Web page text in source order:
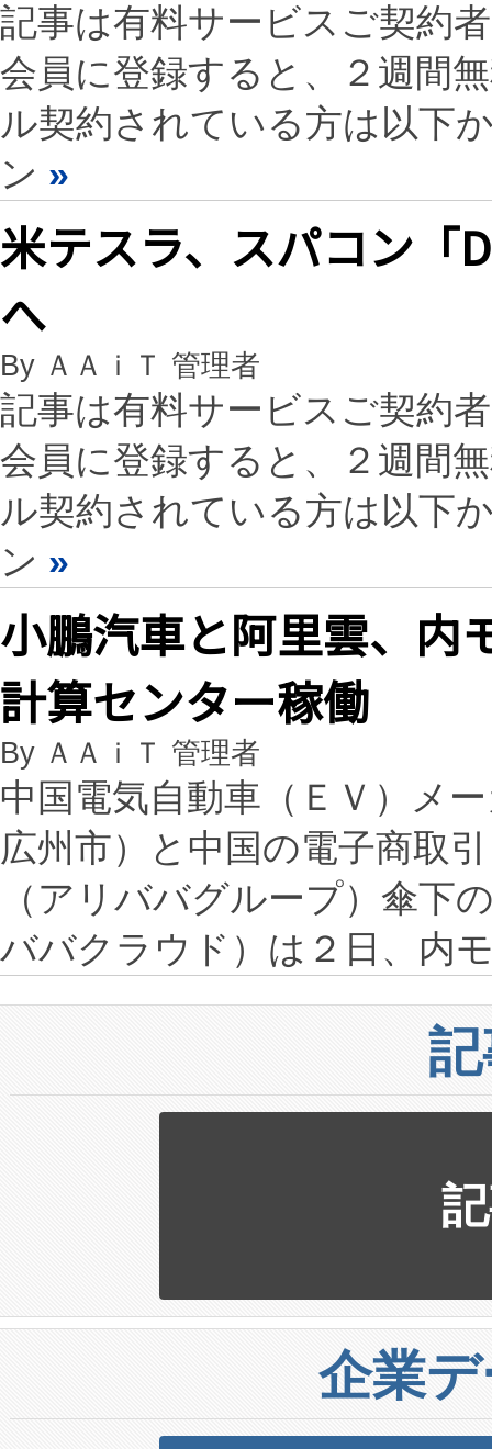
記事は有料サービスご契約
会員に登録すると、２週間
ル契約されている方は以下
ン »
米テスラ、スパコン「
へ
By ＡＡｉＴ 管理者
記事は有料サービスご契約
会員に登録すると、２週間
ル契約されている方は以下
ン »
小鵬汽車と阿里雲、内
計算センター稼働
By ＡＡｉＴ 管理者
中国電気自動車（ＥＶ）メ
広州市）と中国の電子商取
（アリババグループ）傘下
ババクラウド）は２日、内
企業